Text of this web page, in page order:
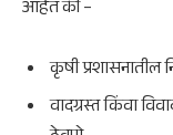
आहेत की –
कृषी
वादग्रस्त किंवा